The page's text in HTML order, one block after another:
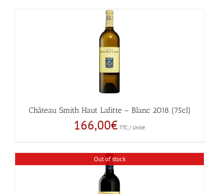
Château Smith Haut Lafitte – Blanc 2018 (75cl)
166,00€ TTC / Unité
Out of stock